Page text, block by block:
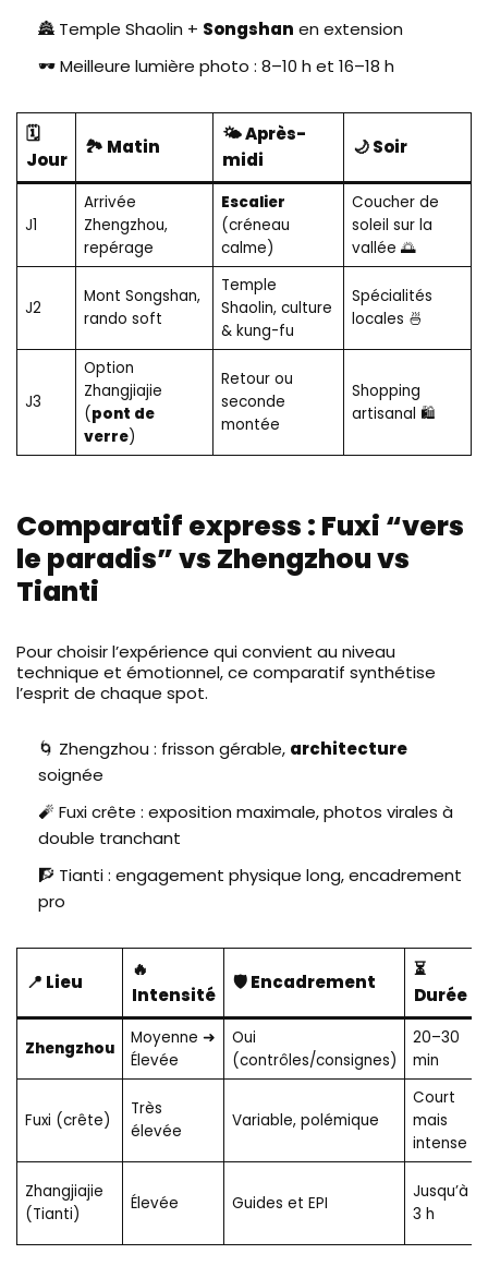
🏯 Temple Shaolin + Songshan en extension
🕶️ Meilleure lumière photo : 8–10 h et 16–18 h
🗓️
Jour
🏞️ Matin
🌤️ Après-
midi
🌙 Soir
J1
Arrivée
Zhengzhou,
repérage
Escalier
(créneau
calme)
Coucher de
soleil sur la
vallée 🌅
J2
Mont Songshan,
rando soft
Temple
Shaolin, culture
& kung-fu
Spécialités
locales 🍜
J3
Option
Zhangjiajie
(pont de
verre)
Retour ou
seconde
montée
Shopping
artisanal 🛍️
Comparatif express : Fuxi “vers
le paradis” vs Zhengzhou vs
Tianti
Pour choisir l’expérience qui convient au niveau
technique et émotionnel, ce comparatif synthétise
l’esprit de chaque spot.
🌀 Zhengzhou : frisson gérable, architecture
soignée
🧨 Fuxi crête : exposition maximale, photos virales à
double tranchant
🧗 Tianti : engagement physique long, encadrement
pro
📍 Lieu
🔥
Intensité
🛡️ Encadrement
⏳
Durée
Zhengzhou
Moyenne ➜
Élevée
Oui
(contrôles/consignes)
20–30
min
Fuxi (crête)
Très
élevée
Variable, polémique
Court
mais
intense
Zhangjiajie
(Tianti)
Élevée Guides et EPI
Jusqu’à
3 h